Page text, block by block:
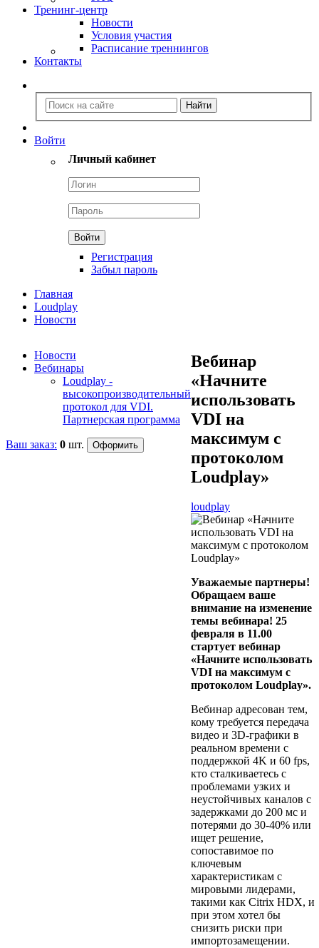
Тренинг-центр
Новости
Условия участия
Расписание треннингов
Контакты
Войти
Личный кабинет
Регистрация
Забыл пароль
Главная
Loudplay
Новости
Новости
Вебинары
Loudplay -
высокопроизводительный
протокол для VDI.
Партнерская программа
Ваш заказ: 0 шт.
Вебинар
«Начните
использовать
VDI на
максимум с
протоколом
Loudplay»
loudplay
Уважаемые партнеры!
Обращаем ваше
внимание на изменение
темы вебинара! 25
февраля в 11.00
стартует вебинар
«Начните использовать
VDI на максимум с
протоколом Loudplay».
Вебинар адресован тем,
кому требуется передача
видео и 3D-графики в
реальном времени с
поддержкой 4K и 60 fps,
кто сталкиваетесь с
проблемами узких и
неустойчивых каналов с
задержками до 200 мс и
потерями до 30-40% или
ищет решение,
сопоставимое по
ключевым
характеристикам с
мировыми лидерами,
такими как Citrix HDX, и
при этом хотел бы
снизить риски при
импортозамещении.